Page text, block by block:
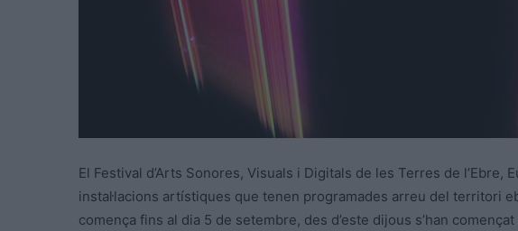
El Festival d’Arts Sonores, Visuals i Digitals de les Terres de l’Ebre,
instal·lacions artístiques que tenen programades arreu del territori
comença fins al dia 5 de setembre, des d’este dijous s’han